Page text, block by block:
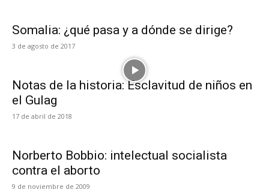
Somalia: ¿qué pasa y a dónde se dirige?
3 de agosto de 2017
Notas de la historia: Esclavitud de niños en
el Gulag
17 de abril de 2018
Norberto Bobbio: intelectual socialista
contra el aborto
9 de noviembre de 2009